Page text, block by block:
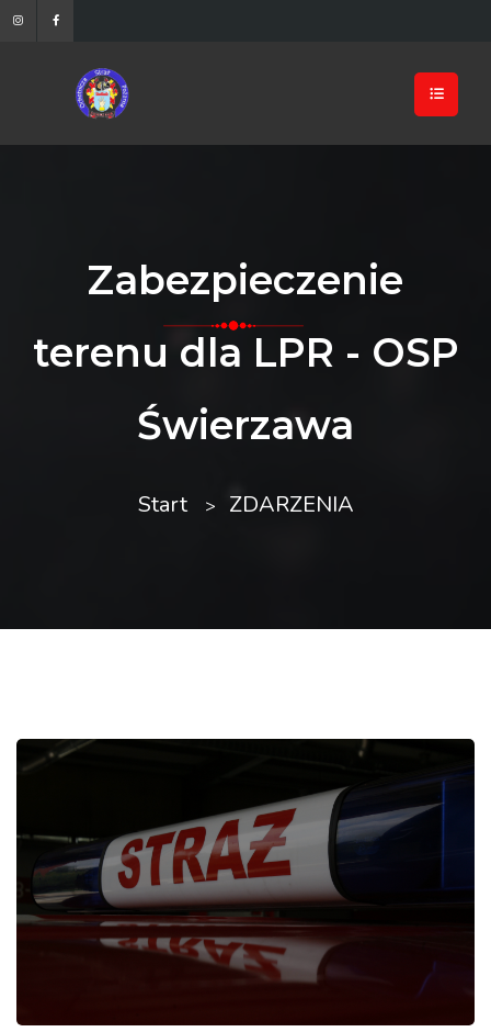
Zabezpieczenie
terenu dla LPR - OSP
Świerzawa
Start ZDARZENIA